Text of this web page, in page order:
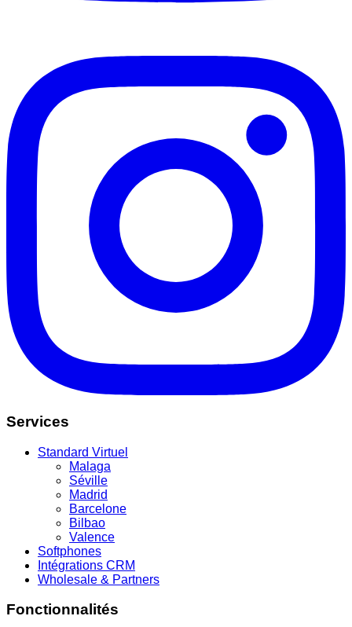
Services
Standard Virtuel
Malaga
Séville
Madrid
Barcelone
Bilbao
Valence
Softphones
Intégrations CRM
Wholesale & Partners
Fonctionnalités